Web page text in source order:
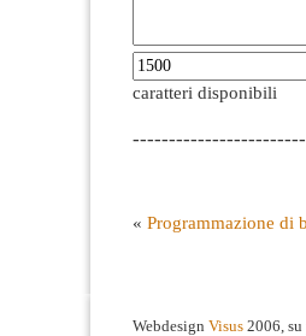
caratteri disponibili
« Programmazione di
Webdesign Visus 2006,